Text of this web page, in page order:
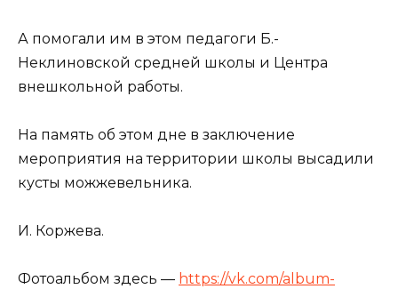
А помогали им в этом педагоги Б.-
Неклиновской средней школы и Центра
внешкольной работы.
На память об этом дне в заключение
мероприятия на территории школы высадили
кусты можжевельника.
И. Коржева.
Фотоальбом здесь — https://vk.com/album-